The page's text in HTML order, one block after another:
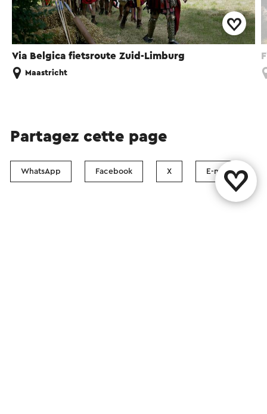
Via Belgica fietsroute Zuid-Limburg
Maastricht
Partagez cette page
WhatsApp Facebook X E-mail